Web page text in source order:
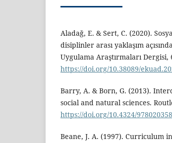
Aladağ, E. & Sert, C. (2020).
disiplinler arası yaklaşım
Uygulama Araştırmaları Dergisi,
https://doi.org/10.38089/
Barry, A. & Born, G. (2013).
social and natural sciences.
https://doi.org/10.4324/
Beane, J. A. (1997). Curriculum